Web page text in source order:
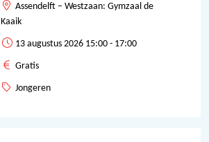
Assendelft – Westzaan: Gymzaal de
Kaaik
13 augustus 2026 15:00 - 17:00
Gratis
Jongeren